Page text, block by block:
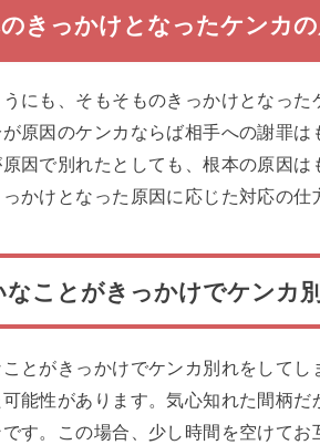
きっかけとなったケンカ
にも、そもそものきっかけとなっ
が原因のケンカならば相手への謝罪
因で別れたとしても、根本の原因
かけとなった原因に応じた対応の仕
なことがきっかけでケンカ
ことがきっかけでケンカ別れをして
可能性があります。気心知れた間柄
す。この場合、少し時間を空けて